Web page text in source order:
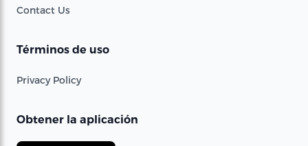
Contact Us
Términos de uso
Privacy Policy
Obtener la aplicación